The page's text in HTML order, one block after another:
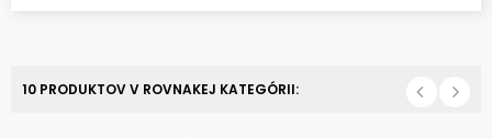
10 PRODUKTOV V ROVNAKEJ KATEGÓRII: